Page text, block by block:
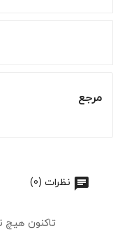
مرجع
نظرات (0)
تاکنون هیچ